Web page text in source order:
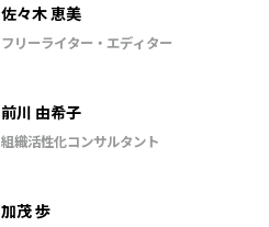
佐々木 恵美
フリーライター・エディター
前川 由希子
組織活性化コンサルタント
加茂 歩